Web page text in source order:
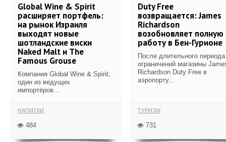
Global Wine & Spirit
расширяет портфель:
на рынок Израиля
выходят новые
шотландские виски
Naked Malt и The
Famous Grouse
Компания Global Wine & Spirit,
один из ведущих
импортёров...
НАПИТКИ
484
Duty Free
возвращается: James
Richardson
возобновляет полную
работу в Бен-Гурионе
После длительного периода
ограничений магазины
Richardson Duty Free в
аэропорту...
ТУРИЗМ
731